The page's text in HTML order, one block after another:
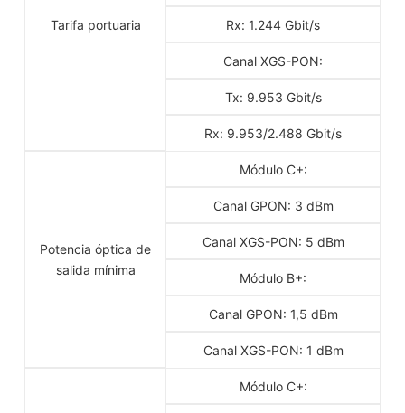
Tarifa portuaria Rx: 1.244 Gbit/s
Canal XGS-PON:
Tx: 9.953 Gbit/s
Rx: 9.953/2.488 Gbit/s
Potencia óptica de
salida mínima
Módulo C+:
Canal GPON: 3 dBm
Canal XGS-PON: 5 dBm
Módulo B+:
Canal GPON: 1,5 dBm
Canal XGS-PON: 1 dBm
Módulo C+: